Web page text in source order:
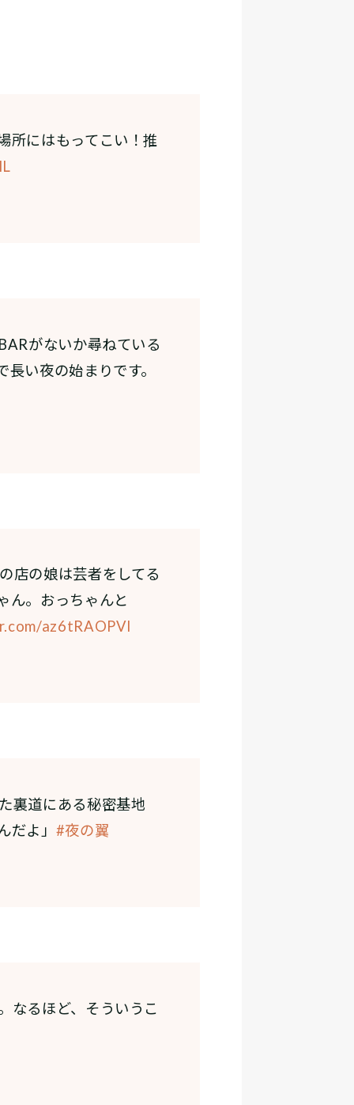
所にはもってこい！推
がないか尋ねている
い夜の始まりです。
店の娘は芸者をしてる
ん。おっちゃんと
az6tRAOPVI
裏道にある秘密基地
だよ」 #夜の翼
なるほど、そういうこ